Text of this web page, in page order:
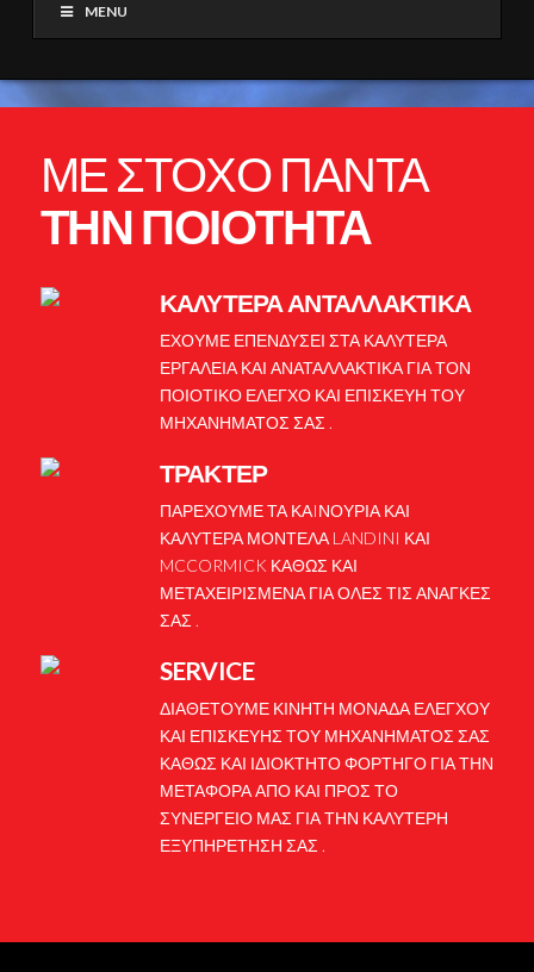
MENU
ΜΕ ΣΤΟΧΟ ΠΑΝΤΑ
ΤΗΝ ΠΟΙΟΤΗΤΑ
ΚΑΛΥΤΕΡΑ ΑΝΤΑΛΛΑΚΤΙΚΑ
ΕΧΟΥΜΕ ΕΠΕΝΔΥΣΕΙ ΣΤΑ ΚΑΛΥΤΕΡΑ
ΕΡΓΑΛΕΙΑ ΚΑΙ ΑΝΑΤΑΛΛΑΚΤΙΚΑ ΓΙΑ ΤΟΝ
ΠΟΙΟΤΙΚΟ ΕΛΕΓΧΟ ΚΑΙ ΕΠΙΣΚΕΥΗ ΤΟΥ
ΜΗΧΑΝΗΜΑΤΟΣ ΣΑΣ .
ΤΡΑΚΤΕΡ
ΠΑΡΕΧΟΥΜΕ ΤΑ ΚΑIΝΟΥΡΙΑ ΚΑΙ
ΚΑΛΥΤΕΡΑ ΜΟΝΤΕΛΑ LANDINI ΚΑΙ
MCCORMICK ΚΑΘΩΣ ΚΑΙ
ΜΕΤΑΧΕΙΡΙΣΜΕΝΑ ΓΙΑ ΟΛΕΣ ΤΙΣ ΑΝΑΓΚΕΣ
ΣΑΣ .
SERVICE
ΔΙΑΘΕΤΟΥΜΕ ΚΙΝΗΤΗ ΜΟΝΑΔΑ ΕΛΕΓΧΟΥ
ΚΑΙ ΕΠΙΣΚΕΥΗΣ ΤΟΥ ΜΗΧΑΝΗΜΑΤΟΣ ΣΑΣ
ΚΑΘΩΣ ΚΑΙ ΙΔΙΟΚΤΗΤΟ ΦΟΡΤΗΓΟ ΓΙΑ ΤΗΝ
ΜΕΤΑΦΟΡΑ ΑΠΟ ΚΑΙ ΠΡΟΣ ΤΟ
ΣΥΝΕΡΓΕΙΟ ΜΑΣ ΓΙΑ ΤΗΝ ΚΑΛΥΤΕΡΗ
ΕΞΥΠΗΡΕΤΗΣΗ ΣΑΣ .